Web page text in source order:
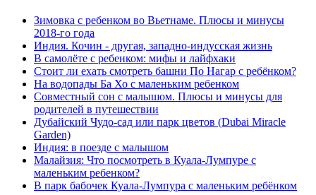
Зимовка с ребенком во Вьетнаме. Плюсы и минусы
2018-го года
Индия. Кочин - другая, западно-индусская жизнь
В самолёте с ребенком: мифы и лайфхаки
Стоит ли ехать смотреть башни По Нагар с ребёнком?
На водопады Ба Хо с маленьким ребенком
Совместный сон с малышом. Плюсы и минусы для
родителей в путешествии
Дубайский Чудо-сад или парк цветов (Dubai Miracle
Garden)
Индия: в поезде с малышом
Малайзия: Что посмотреть в Куала-Лумпуре с
маленьким ребенком?
В парк бабочек Куала-Лумпура с маленьким ребёнком